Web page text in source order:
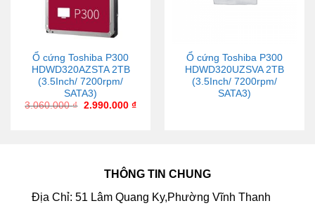
Ổ cứng Toshiba P300
HDWD320AZSTA 2TB
(3.5Inch/ 7200rpm/
SATA3)
3.060.000₫ 2.990.000 ₫
Ổ cứng Toshiba P300
HDWD320UZSVA 2TB
(3.5Inch/ 7200rpm/
SATA3)
THÔNG TIN CHUNG
Địa Chỉ: 51 Lâm Quang Ky,Phường Vĩnh Thanh